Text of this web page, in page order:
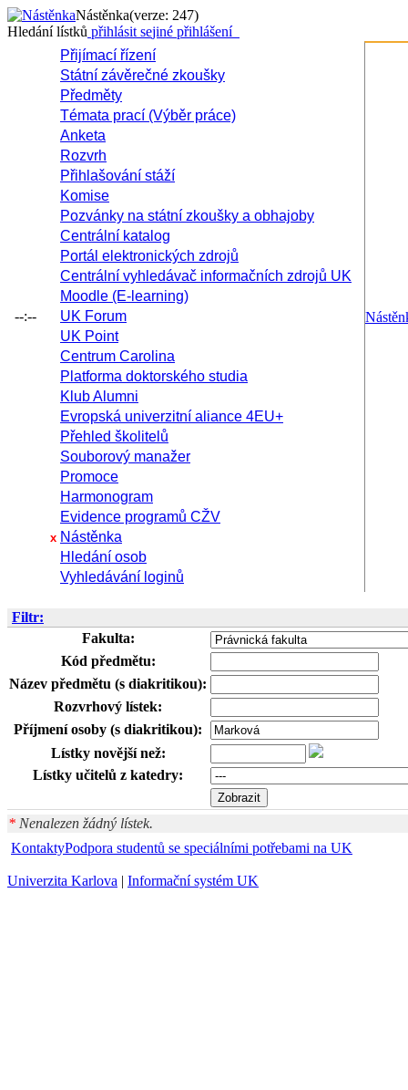
Nástěnka(verze: 247)
Hledání lístků přihlásit sejiné přihlášení
--:--
Přijímací řízení
Státní závěrečné zkoušky
Předměty
Témata prací (Výběr práce)
Anketa
Rozvrh
Přihlašování stáží
Komise
Pozvánky na státní zkoušky a obhajoby
Centrální katalog
Portál elektronických zdrojů
Centrální vyhledávač informačních zdrojů UK
Moodle (E-learning)
UK Forum
UK Point
Centrum Carolina
Platforma doktorského studia
Klub Alumni
Evropská univerzitní aliance 4EU+
Přehled školitelů
Souborový manažer
Promoce
Harmonogram
Evidence programů CŽV
x Nástěnka
Hledání osob
Vyhledávání loginů
Filtr:
Fakulta:
Kód předmětu:
Název předmětu (s diakritikou):
Rozvrhový lístek:
Příjmení osoby (s diakritikou):
Lístky novější než:
Lístky učitelů z katedry:
* Nenalezen žádný lístek.
KontaktyPodpora studentů se speciálními potřebami na UK
Univerzita Karlova | Informační systém UK